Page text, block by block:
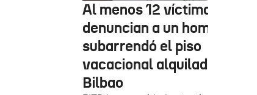
Al menos 12 víctimas
denuncian a un hombre
subarrendó el piso
vacacional alquilado en
Bilbao